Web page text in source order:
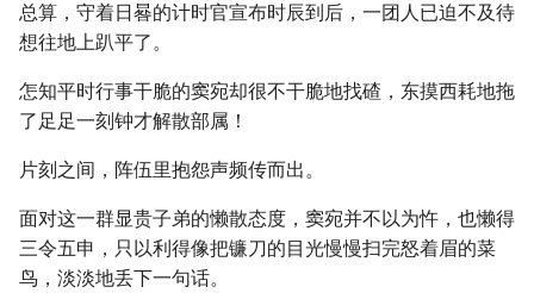
总算，守着日晷的计时官宣布时辰到后，一团人已迫不及待
想往地上趴平了。
怎知平时行事干脆的窦宛却很不干脆地找碴，东摸西耗地拖
了足足一刻钟才解散部属！
片刻之间，阵伍里抱怨声频传而出。
面对这一群显贵子弟的懒散态度，窦宛并不以为忤，也懒得
三令五申，只以利得像把镰刀的目光慢慢扫完怒着眉的菜
鸟，淡淡地丢下一句话。